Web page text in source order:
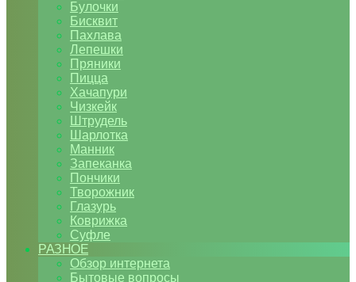
Булочки
Бисквит
Пахлава
Лепешки
Пряники
Пицца
Хачапури
Чизкейк
Штрудель
Шарлотка
Манник
Запеканка
Пончики
Творожник
Глазурь
Коврижка
Суфле
РАЗНОЕ
Обзор интернета
Бытовые вопросы